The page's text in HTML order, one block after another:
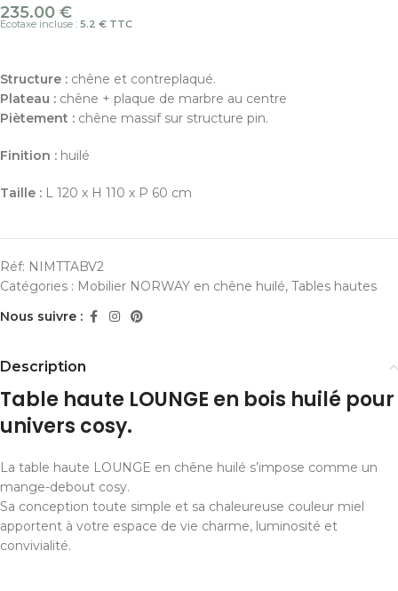
235.00 €
Ecotaxe incluse : 5.2 € TTC
Structure : chêne et contreplaqué.
Plateau : chêne + plaque de marbre au centre
Piètement : chêne massif sur structure pin.
Finition : huilé
Taille : L 120 x H 110 x P 60 cm
Réf: NIMTTABV2
Catégories : Mobilier NORWAY en chêne huilé, Tables hautes
Nous suivre :
Description
Table haute LOUNGE en bois huilé pour
univers cosy.
La table haute LOUNGE en chêne huilé s’impose comme un
mange-debout cosy.
Sa conception toute simple et sa chaleureuse couleur miel
apportent à votre espace de vie charme, luminosité et
convivialité.